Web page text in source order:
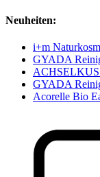
Neuheiten:
i+m
GYADA
GYADA
Acorelle Bio